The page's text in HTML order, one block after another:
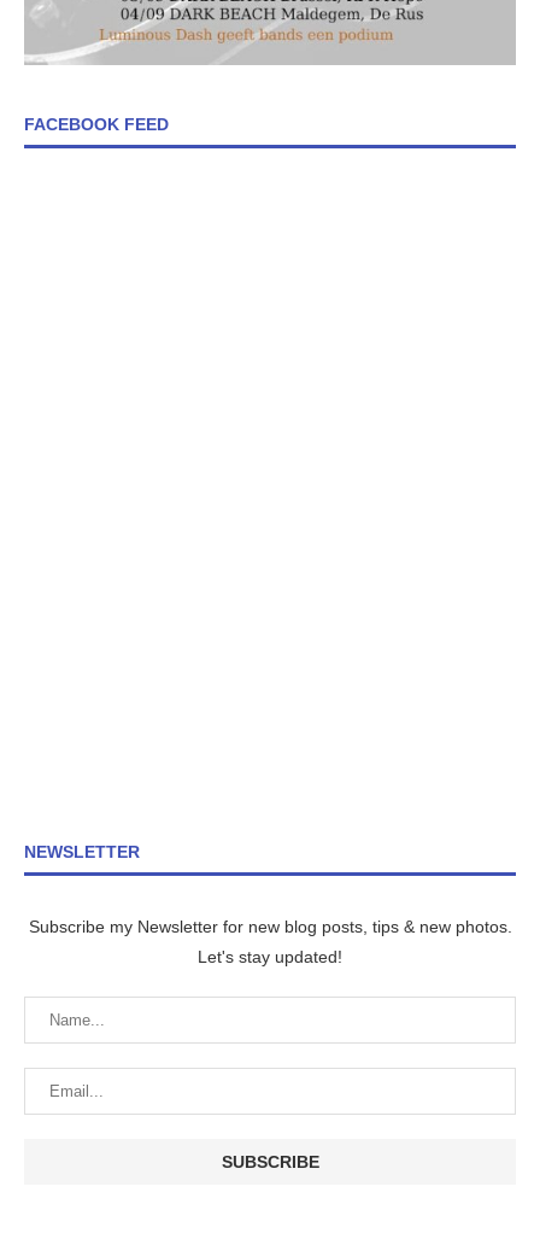
FACEBOOK FEED
NEWSLETTER
Subscribe my Newsletter for new blog posts, tips & new photos.
Let's stay updated!